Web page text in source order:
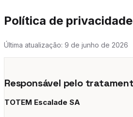
Os Nossos Espaços
Chemin de Verney 5B, 1024
Gland
Avenue du Mont-Blanc 38, 1196
Sobre nós
→
Empregos @ TOTEM
Política de privacidade
Última atualização: 9 de junho de 2026
Responsável pelo
TOTEM Escalade SA